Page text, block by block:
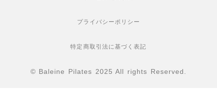
© Baleine Pilates 2025 All rights Reserved.
プライバシーポリシー
特定商取引法に基づく表記